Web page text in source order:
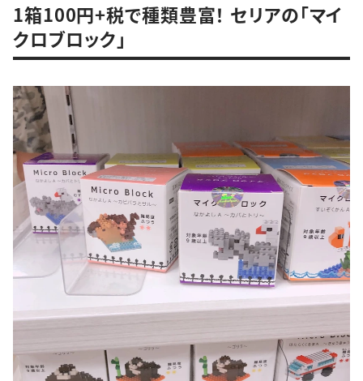
1箱100円+税で種類豊富！ セリアの「マイ
クロブロック」